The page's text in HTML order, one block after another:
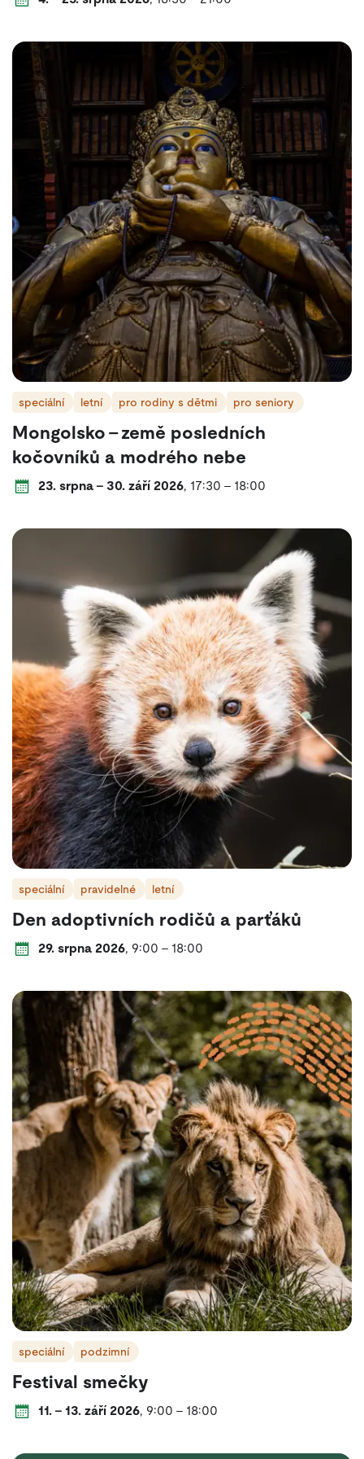
speciální letní pro rodiny s dětmi pro seniory
Mongolsko - země posledních
kočovníků a modrého nebe
Datum a čas konání:
od
23. srpnado
– 30. září 2026, každý den
od
17:30 do
– 18:00
speciální pravidelné letní
Den adoptivních rodičů a parťáků
Datum a čas konání:
29. srpna 2026, od
9:00 do
– 18:00
speciální podzimní
Festival smečky
Datum a čas konání:
od
11.do
– 13. září 2026, každý den
od
9:00 do
– 18:00